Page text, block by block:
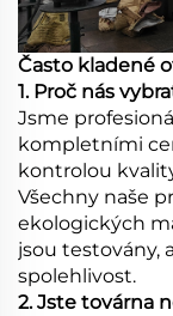
Často kladené
1. Proč nás
Jsme
kompletními
kontrolou
Všechny naše
ekologických
jsou testovány,
spolehlivost.
2. Jste továrna